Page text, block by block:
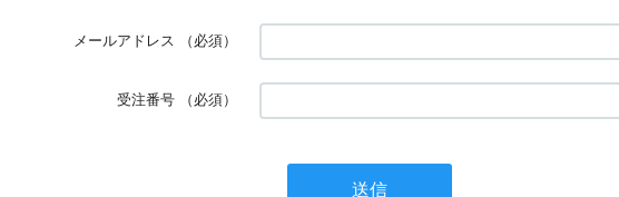
メールアドレス （必須）
受注番号 （必須）